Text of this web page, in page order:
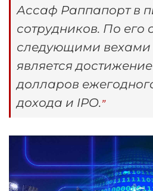
Ассаф Раппапорт в
сотрудников. По его
следующими
является
долларов
дохода и IPO.